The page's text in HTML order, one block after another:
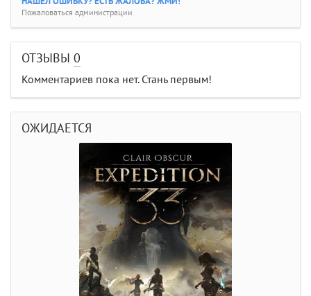
Пожаловаться администрации
ОТЗЫВЫ 0
Комментариев пока нет. Стань первым!
ОЖИДАЕТСЯ